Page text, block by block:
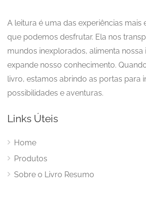
A leitura é uma das experiências mais
que podemos desfrutar. Ela nos
mundos inexplorados, alimenta nossa
expande nosso conhecimento.
livro, estamos abrindo as portas para
possibilidades e aventuras.
Links Úteis
Home
Produtos
Sobre o Livro Resumo